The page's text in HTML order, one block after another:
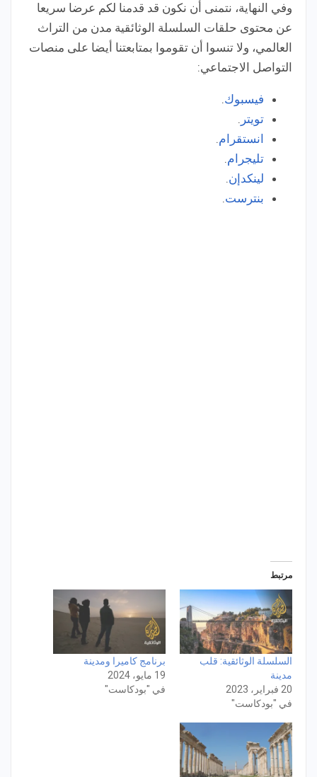
وفي النهاية، نتمنى أن نكون قد قدمنا لكم عرضا سريعا
عن محتوى حلقات السلسلة الوثائقية مدن من التراث
العالمي، ولا تنسوا أن تقوموا بمتابعتنا أيضا على منصات
التواصل الاجتماعي:
فيسبوك.
تويتر .
انستقرام.
تليجرام.
لينكدإن.
بنترست.
مرتبط
السلسلة الوثائقية: قلب
مدينة
20 فبراير، 2023
في "بودكاست"
برنامج كاميرا ومدينة
19 مايو، 2024
في "بودكاست"